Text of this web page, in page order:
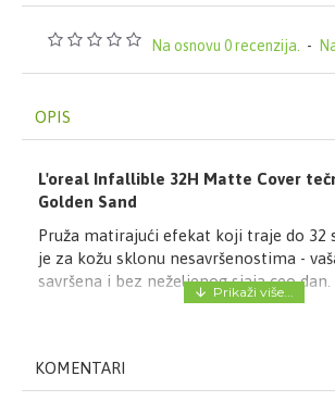
Na osnovu 0 recenzija. -
OPIS
L'oreal Infallible 32H Matte Cover
Golden Sand
Pruža matirajući efekat koji traje do 32
je za kožu sklonu nesavršenostima -
savršena i bez neželjenog sjaja ceo dan.
Proizvod omogućava srednju
svakodnevnu upotrebu jer je formula
KOMENTARI